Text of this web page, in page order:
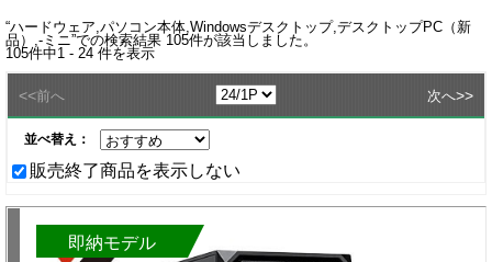
“ハードウェア,パソコン本体,Windowsデスクトップ,デスクトップPC（新
品）,-ミニ ”での検索結果 105件が該当しました。
105件中1 - 24 件を表示
<<前へ 次へ>>
並べ替え：
販売終了商品を表示しない
即納モデル